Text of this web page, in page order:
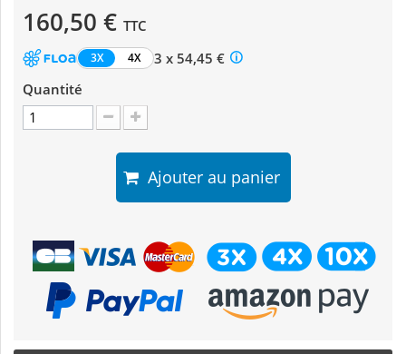
160,50 € TTC
3X 4X
3 x 54,45 €
Quantité
Ajouter au panier